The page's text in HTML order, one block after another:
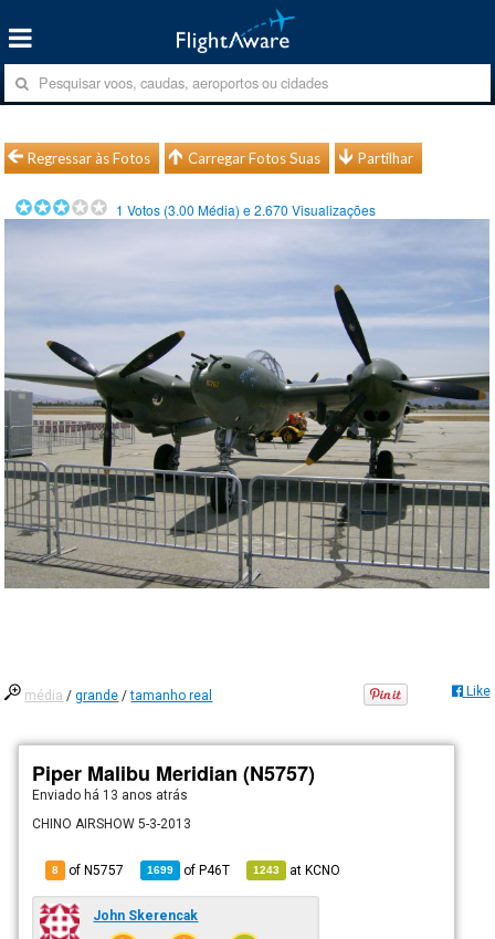
Regressar às Fotos Carregar Fotos Suas Partilhar
1 Votos (3.00 Média) e2.670 Visualizações
média /grande /tamanho real Like
Piper Malibu Meridian (N5757)
Enviado há 13 anos atrás
CHINO AIRSHOW 5-3-2013
8 of N5757 1699 ofP46T 1243 atKCNO
John Skerencak